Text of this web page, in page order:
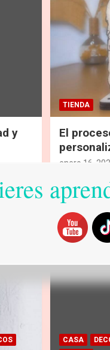
y
cada
TIENDA
El
enero 16,
De la
nacieron
CASA